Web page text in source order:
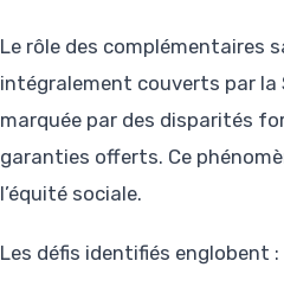
Le rôle des complémentaires
intégralement couverts par la
marquée par des disparités
garanties offerts. Ce
l’équité sociale.
Les défis identifiés englobent :